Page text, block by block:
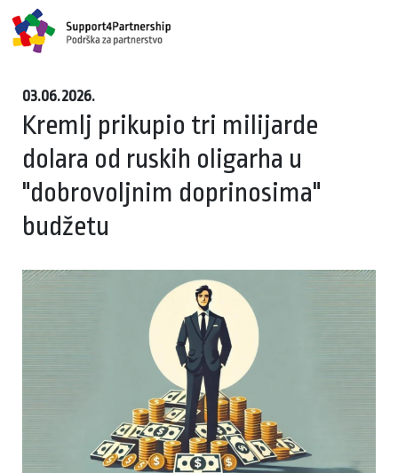
03.06.2026.
Kremlj prikupio tri milijarde
dolara od ruskih oligarha u
"dobrovoljnim doprinosima"
budžetu